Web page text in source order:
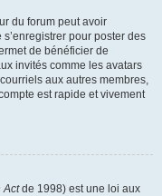
du forum peut avoir
pour poster des
de bénéficier de
invités comme les avatars
aux autres membres,
est rapide et vivement
Actde 1998) est une loi aux